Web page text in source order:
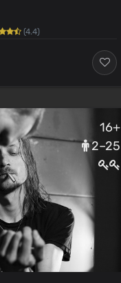
(4.4)
16+
2–25